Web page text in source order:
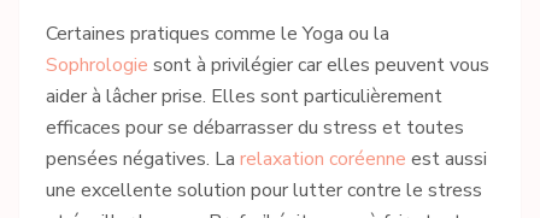
Certaines pratiques comme le Yoga ou la
Sophrologie sont à privilégier car elles peuvent vous
aider à lâcher prise. Elles sont particulièrement
efficaces pour se débarrasser du stress et toutes
pensées négatives. La relaxation coréenne est aussi
une excellente solution pour lutter contre le stress